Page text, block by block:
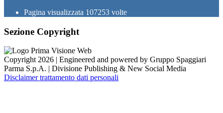
Pagina visualizzata 107253 volte
Sezione Copyright
Copyright 2026 | Engineered and powered by Gruppo Spaggiari
Parma S.p.A. | Divisione Publishing & New Social Media
Disclaimer trattamento dati personali